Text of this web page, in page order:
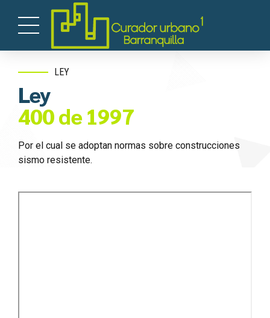
LEY
Ley
400 de 1997
Por el cual se adoptan normas sobre construcciones
sismo resistente.